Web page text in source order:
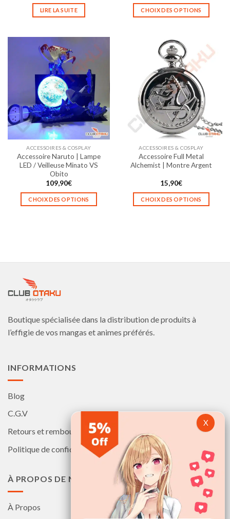
LIRE LA SUITE CHOIX DES OPTIONS
a
plusieurs
variations.
Les
options
peuvent
être
choisies
sur
la
page
du
ACCESSOIRES & COSPLAY
Accessoire Naruto | Lampe
LED / Veilleuse Minato VS
Obito
109,90€
CHOIX DES OPTIONS
Les
être
sur
la
ACCESSOIRES & COSPLAY
Accessoire Full Metal
Alchemist | Montre Argent
15,90€
CHOIX DES OPTIONS
Les
sur
Boutique spécialisée dans la distribution de produits à
l’effigie de vos mangas et animes préférés.
INFORMATIONS
Blog
C.G.V
Retours et remboursements
Politique de confidentialité
À PROPOS DE NOUS
À Propos